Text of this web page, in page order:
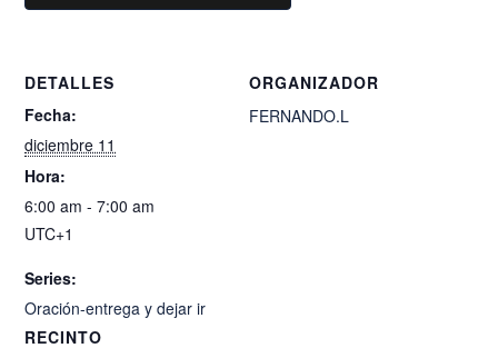
DETALLES
Fecha:
diciembre 11
Hora:
6:00 am - 7:00 am
UTC+1
Series:
Oración-entrega y dejar ir
RECINTO
ORGANIZADOR
FERNANDO.L